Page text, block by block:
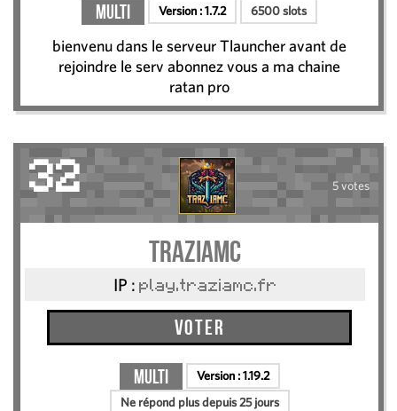
Multi Version :1.7.2 6500 slots
bienvenu dans le serveur Tlauncher avant de
rejoindre le serv abonnez vous a ma chaine
ratan pro
32 5 votes
TraziaMC
IP : play.traziamc.fr
Voter
Multi Version :1.19.2
Ne répond plus depuis 25 jours